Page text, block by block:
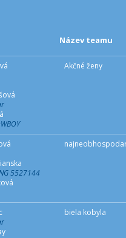
Název teamu
Akčné ženy
5527144
biela kobyla